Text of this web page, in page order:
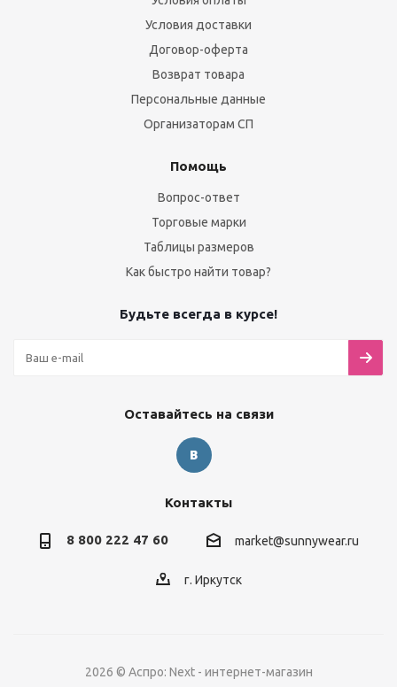
Условия доставки
Договор-оферта
Возврат товара
Персональные данные
Организаторам СП
Помощь
Вопрос-ответ
Торговые марки
Таблицы размеров
Как быстро найти товар?
Будьте всегда в курсе!
Оставайтесь на связи
Контакты
8 800 222 47 60 market@sunnywear.ru
г. Иркутск
2026 © Аспро: Next - интернет-магазин